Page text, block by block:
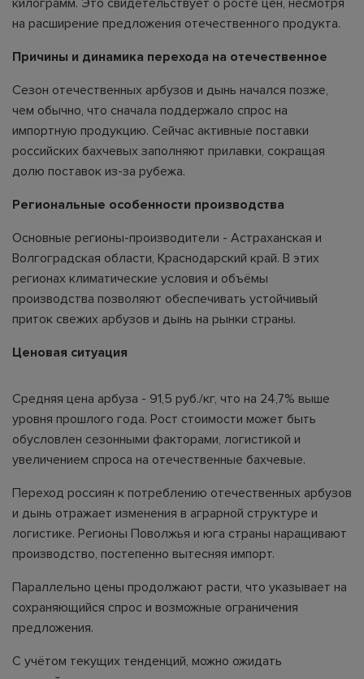
на расширение предложения отечественного продукта.
Причины и динамика перехода на отечественное
Сезон отечественных арбузов и дынь начался позже,
чем обычно, что сначала поддержало спрос на
импортную продукцию. Сейчас активные поставки
российских бахчевых заполняют прилавки, сокращая
долю поставок из-за рубежа.
Региональные особенности производства
Основные регионы-производители - Астраханская и
Волгоградская области, Краснодарский край. В этих
регионах климатические условия и объёмы
производства позволяют обеспечивать устойчивый
приток свежих арбузов и дынь на рынки страны.
Ценовая ситуация
Средняя цена арбуза - 91,5 руб./кг, что на 24,7% выше
уровня прошлого года. Рост стоимости может быть
обусловлен сезонными факторами, логистикой и
увеличением спроса на отечественные бахчевые.
Переход россиян к потреблению отечественных арбузов
и дынь отражает изменения в аграрной структуре и
логистике. Регионы Поволжья и юга страны наращивают
производство, постепенно вытесняя импорт.
Параллельно цены продолжают расти, что указывает на
сохраняющийся спрос и возможные ограничения
предложения.
С учётом текущих тенденций, можно ожидать